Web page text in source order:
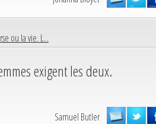
ou la vie. L...
exigent les deux.
Samuel Butler